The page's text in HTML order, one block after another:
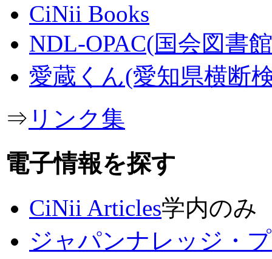
CiNii Books
NDL-OPAC(国会図書
愛蔵くん(愛知県横断
⇒ リンク集
電子情報を探す
CiNii Articles学内のみ
ジャパンナレッジ・